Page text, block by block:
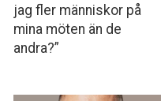
jag fler människor på
mina möten än de
andra?”